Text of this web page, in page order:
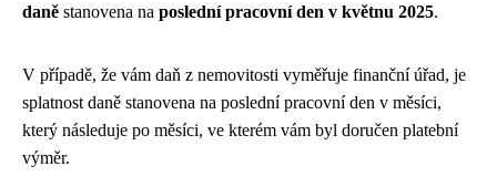
daně stanovena na poslední pracovní den v květnu 2025.
V případě, že vám daň z nemovitosti vyměřuje finanční úřad, je
splatnost daně stanovena na poslední pracovní den v měsíci,
který následuje po měsíci, ve kterém vám byl doručen platební
výměr.